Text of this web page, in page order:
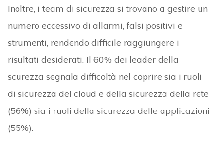
Inoltre, i team di sicurezza si trovano a gestire un
numero eccessivo di allarmi, falsi positivi e
strumenti, rendendo difficile raggiungere i
risultati desiderati. Il 60% dei leader della
scurezza segnala difficoltà nel coprire sia i ruoli
di sicurezza del cloud e della sicurezza della rete
(56%) sia i ruoli della sicurezza delle applicazioni
(55%).